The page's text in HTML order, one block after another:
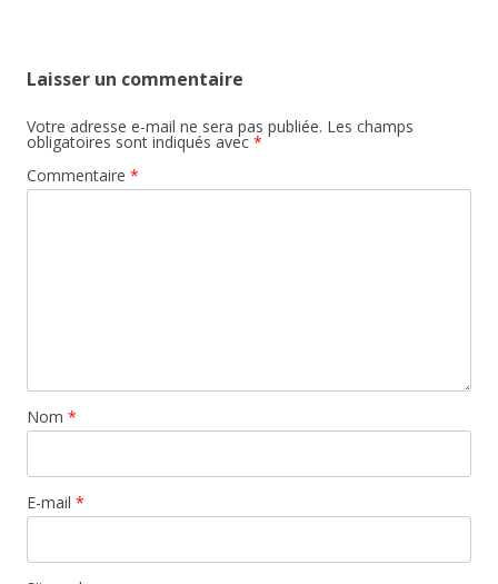
Laisser un commentaire
Votre adresse e-mail ne sera pas publiée. Les champs
obligatoires sont indiqués avec *
Commentaire *
Nom *
E-mail *